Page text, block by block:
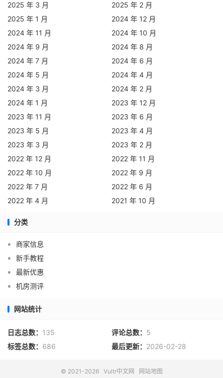
2025 年 3 月
2025 年 2 月
2025 年 1 月
2024 年 12 月
2024 年 11 月
2024 年 10 月
2024 年 9 月
2024 年 8 月
2024 年 7 月
2024 年 6 月
2024 年 5 月
2024 年 4 月
2024 年 3 月
2024 年 2 月
2024 年 1 月
2023 年 12 月
2023 年 11 月
2023 年 6 月
2023 年 5 月
2023 年 4 月
2023 年 3 月
2023 年 2 月
2022 年 12 月
2022 年 11 月
2022 年 10 月
2022 年 9 月
2022 年 7 月
2022 年 6 月
2022 年 4 月
2021 年 10 月
分类
商家信息
新手教程
最新优惠
机房测评
网站统计
日志总数： 135 评论总数： 5
标签总数： 686 最后更新： 2026-02-28
© 2021-2026 Vultr中文网 网站地图